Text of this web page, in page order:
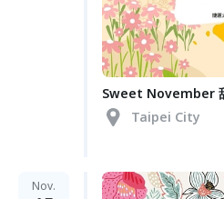
Sweet November
Taipei City
Nov.